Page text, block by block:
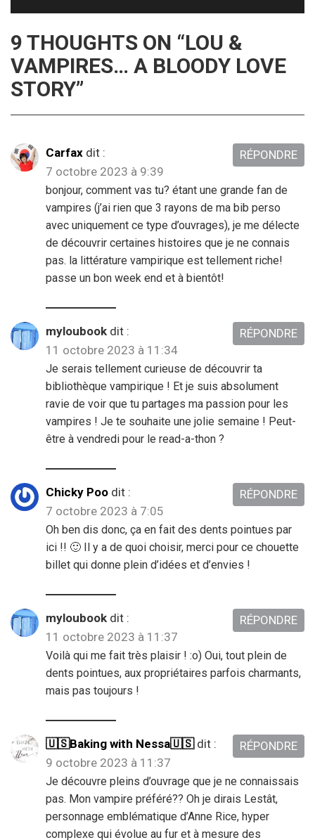
9 THOUGHTS ON “LOU &
VAMPIRES… A BLOODY LOVE
STORY”
Carfax dit :
7 octobre 2023 à 9:39
bonjour, comment vas tu? étant une grande fan de
vampires (j’ai rien que 3 rayons de ma bib perso
avec uniquement ce type d’ouvrages), je me délecte
de découvrir certaines histoires que je ne connais
pas. la littérature vampirique est tellement riche!
passe un bon week end et à bientôt!
RÉPONDRE
myloubook dit :
11 octobre 2023 à 11:34
Je serais tellement curieuse de découvrir ta
bibliothèque vampirique ! Et je suis absolument
ravie de voir que tu partages ma passion pour les
vampires ! Je te souhaite une jolie semaine ! Peut-
être à vendredi pour le read-a-thon ?
RÉPONDRE
Chicky Poo dit :
7 octobre 2023 à 7:05
Oh ben dis donc, ça en fait des dents pointues par
ici !! 🙂 Il y a de quoi choisir, merci pour ce chouette
billet qui donne plein d’idées et d’envies !
RÉPONDRE
myloubook dit :
11 octobre 2023 à 11:37
Voilà qui me fait très plaisir ! :o) Oui, tout plein de
dents pointues, aux propriétaires parfois charmants,
mais pas toujours !
RÉPONDRE
🇺🇸Baking with Nessa🇺🇸 dit :
9 octobre 2023 à 11:37
Je découvre pleins d’ouvrage que je ne connaissais
pas. Mon vampire préféré?? Oh je dirais Lestât,
personnage emblématique d’Anne Rice, hyper
complexe qui évolue au fur et à mesure des
RÉPONDRE